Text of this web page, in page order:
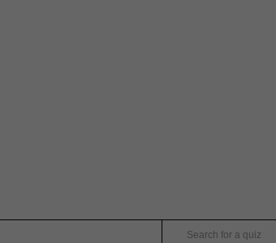
Search for a quiz